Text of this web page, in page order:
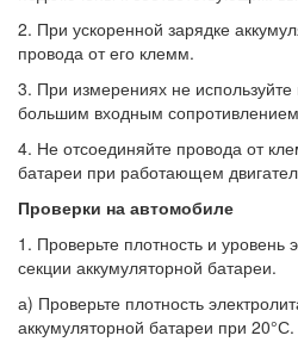
2. При ускоренной зарядке
провода от его клемм.
3. При измерениях не используйте
большим входным
4. Не отсоединяйте провода от
батареи при работающем
Проверки на автомобиле
1. Проверьте плотность и уровень
секции аккумуляторной батареи.
а) Проверьте плотность
аккумуляторной батареи при 20°С.